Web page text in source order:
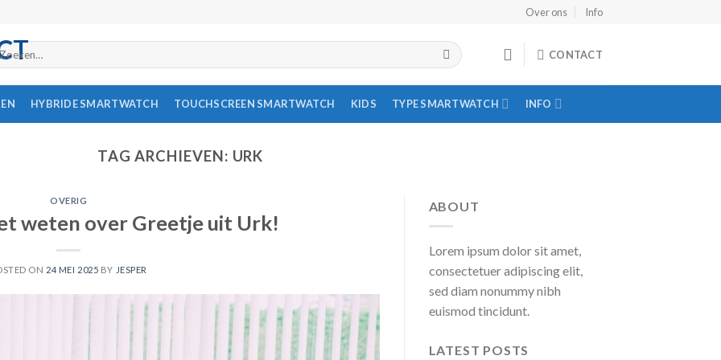
Over ons Info
CONTACT
HYBRIDE SMARTWATCH TOUCHSCREEN SMARTWATCH KIDS TYPE SMARTWATCH INFO
TAG ARCHIEVEN: URK
OVERIG
weten over Greetje uit Urk!
ON 24 MEI 2025 BY JESPER
ABOUT
Lorem ipsum dolor sit amet,
consectetuer adipiscing elit,
sed diam nonummy nibh
euismod tincidunt.
LATEST POSTS